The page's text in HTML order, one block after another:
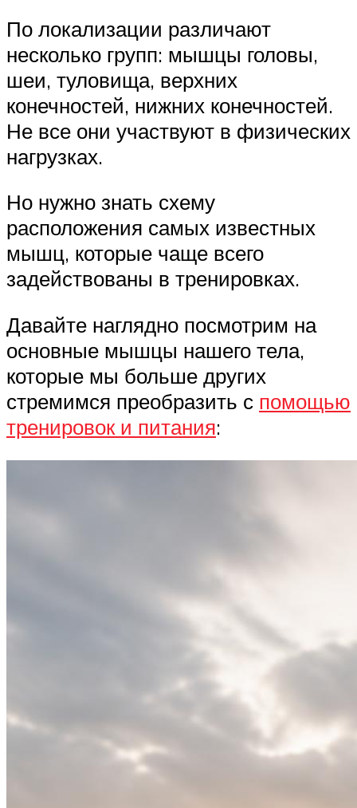
По локализации различают
несколько групп: мышцы головы,
шеи, туловища, верхних
конечностей, нижних конечностей.
Не все они участвуют в физических
нагрузках.
Но нужно знать схему
расположения самых известных
мышц, которые чаще всего
задействованы в тренировках.
Давайте наглядно посмотрим на
основные мышцы нашего тела,
которые мы больше других
стремимся преобразить с помощью
тренировок и питания: